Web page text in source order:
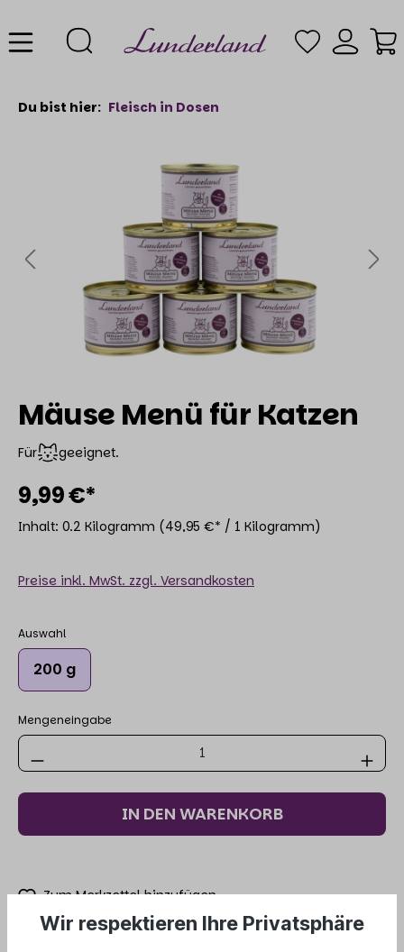
Du bist hier: Fleisch in Dosen
Mäuse Menü für Katzen
Für geeignet.
9,99 €*
Inhalt: 0.2 Kilogramm (49,95 €* / 1 Kilogramm)
Preise inkl. MwSt. zzgl. Versandkosten
Auswahl
200 g
Mengeneingabe
IN DEN WARENKORB
Zum Merkzettel hinzufügen
Produktnummer:21-235-1
Wir respektieren Ihre Privatsphäre